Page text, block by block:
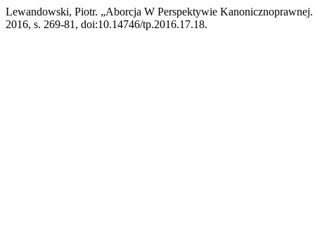
Lewandowski, Piotr. „Aborcja W Perspektywie
2016, s. 269-81, doi:10.14746/tp.2016.17.18.